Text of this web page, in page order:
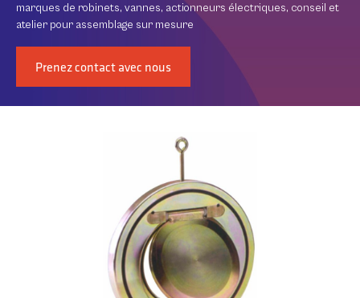
marques de robinets, vannes, actionneurs électriques, conseil et
atelier pour assemblage sur mesure
Prenez contact avec nous